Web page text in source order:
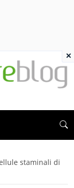
staminali di
×